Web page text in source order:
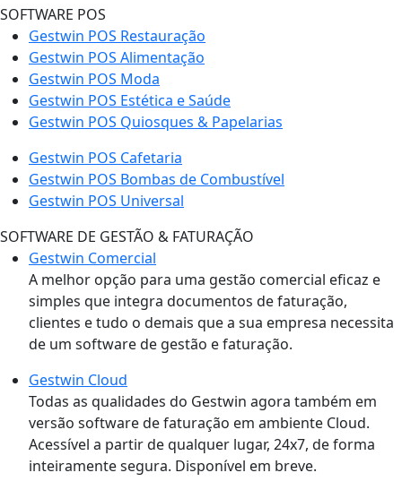
SOFTWARE POS
Gestwin POS Restauração
Gestwin POS Alimentação
Gestwin POS Moda
Gestwin POS Estética e Saúde
Gestwin POS Quiosques & Papelarias
Gestwin POS Cafetaria
Gestwin POS Bombas de Combustível
Gestwin POS Universal
SOFTWARE DE GESTÃO & FATURAÇÃO
Gestwin Comercial
A melhor opção para uma gestão comercial eficaz e
simples que integra documentos de faturação,
clientes e tudo o demais que a sua empresa necessita
de um software de gestão e faturação.
Gestwin Cloud
Todas as qualidades do Gestwin agora também em
versão software de faturação em ambiente Cloud.
Acessível a partir de qualquer lugar, 24x7, de forma
inteiramente segura. Disponível em breve.